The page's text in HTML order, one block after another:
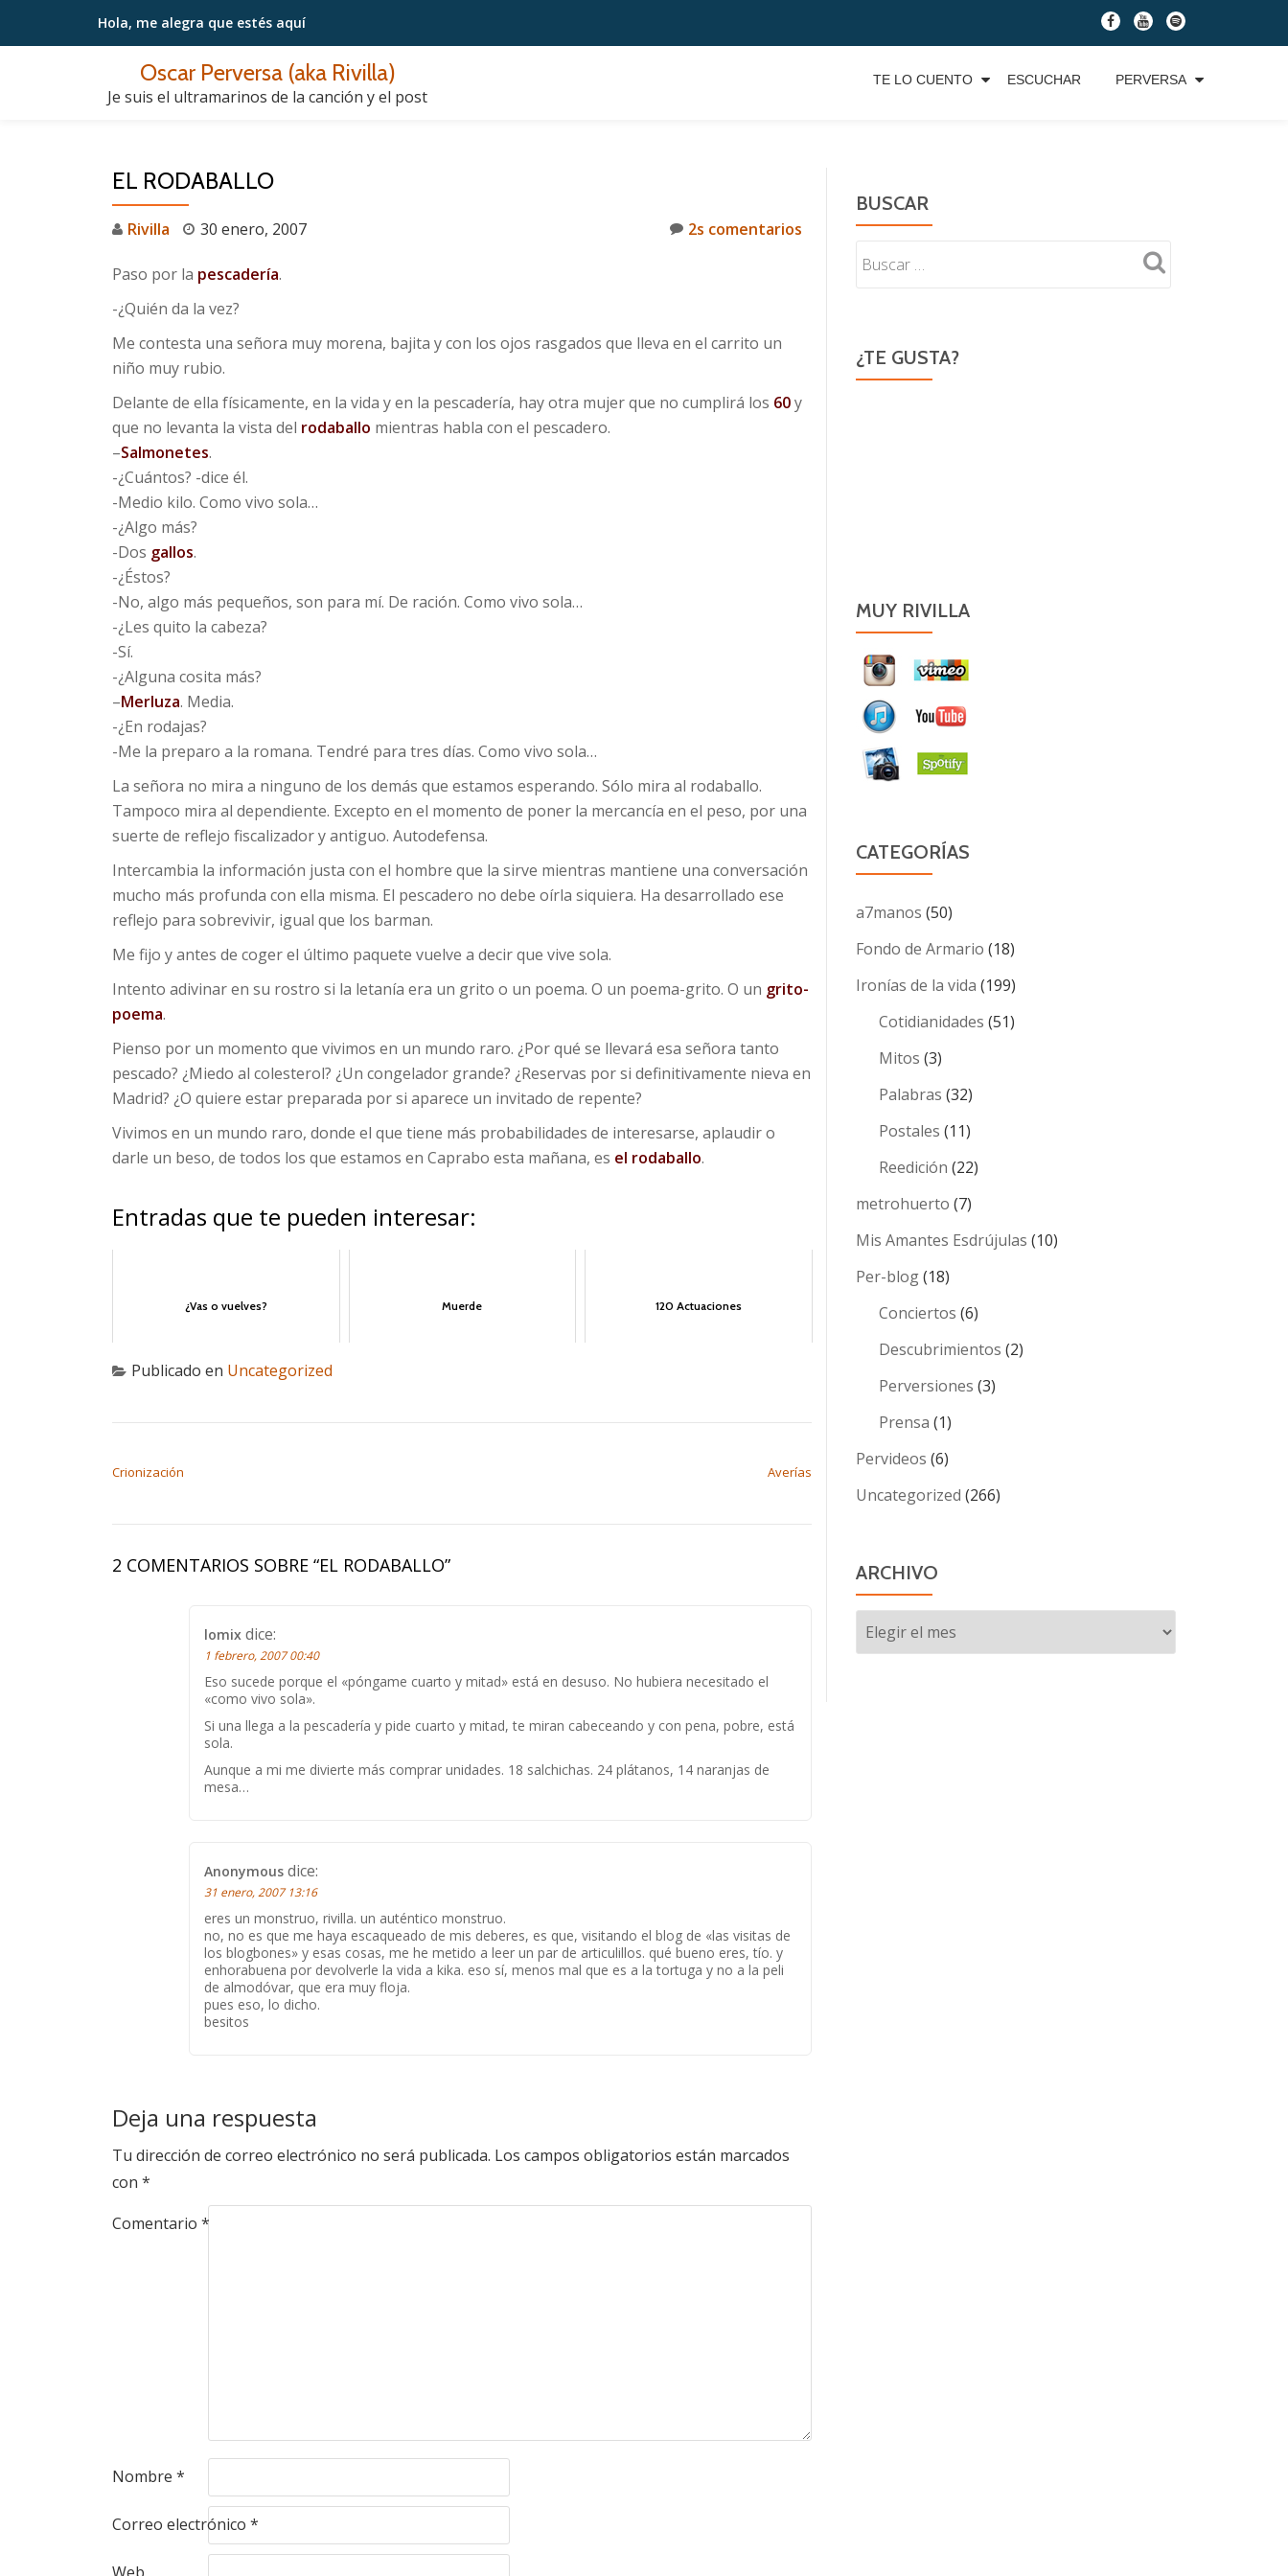
Saltar
Hola, me alegra que estés aquí
fa-
facebook
fa-
youtube
fa-
spotify
Oscar Perversa (aka Rivilla)
Je suis el ultramarinos de la canción y el post
TE LO CUENTO ESCUCHAR PERVERSA
EL RODABALLO
Rivilla 30 enero, 2007 2s comentarios
Paso por la pescadería.
-¿Quién da la vez?
Me contesta una señora muy morena, bajita y con los ojos rasgados que lleva en el carrito un
niño muy rubio.
Delante de ella físicamente, en la vida y en la pescadería, hay otra mujer que no cumplirá los 60y
que no levanta la vista del rodaballo mientras habla con el pescadero.
–Salmonetes.
-¿Cuántos? -dice él.
-Medio kilo. Como vivo sola…
-¿Algo más?
-Dos gallos.
-¿Éstos?
-No, algo más pequeños, son para mí. De ración. Como vivo sola…
-¿Les quito la cabeza?
-Sí.
-¿Alguna cosita más?
–Merluza. Media.
-¿En rodajas?
-Me la preparo a la romana. Tendré para tres días. Como vivo sola…
La señora no mira a ninguno de los demás que estamos esperando. Sólo mira al rodaballo.
Tampoco mira al dependiente. Excepto en el momento de poner la mercancía en el peso, por una
suerte de reflejo fiscalizador y antiguo. Autodefensa.
Intercambia la información justa con el hombre que la sirve mientras mantiene una conversación
mucho más profunda con ella misma. El pescadero no debe oírla siquiera. Ha desarrollado ese
reflejo para sobrevivir, igual que los barman.
Me fijo y antes de coger el último paquete vuelve a decir que vive sola.
Intento adivinar en su rostro si la letanía era un grito o un poema. O un poema-grito. O un grito-
poema.
Pienso por un momento que vivimos en un mundo raro. ¿Por qué se llevará esa señora tanto
pescado? ¿Miedo al colesterol? ¿Un congelador grande? ¿Reservas por si definitivamente nieva en
Madrid? ¿O quiere estar preparada por si aparece un invitado de repente?
Vivimos en un mundo raro, donde el que tiene más probabilidades de interesarse, aplaudir o
darle un beso, de todos los que estamos en Caprabo esta mañana, es el rodaballo.
Entradas que te pueden interesar:
¿Vas o vuelves? Muerde 120 Actuaciones
Publicado en Uncategorized
Crionización Averías
2 COMENTARIOS SOBRE “EL RODABALLO”
lomix dice:
1 febrero, 2007 00:40
Eso sucede porque el «póngame cuarto y mitad» está en desuso. No hubiera necesitado el
«como vivo sola».
Si una llega a la pescadería y pide cuarto y mitad, te miran cabeceando y con pena, pobre, está
sola.
Aunque a mi me divierte más comprar unidades. 18 salchichas. 24 plátanos, 14 naranjas de
mesa…
Anonymous dice:
31 enero, 2007 13:16
eres un monstruo, rivilla. un auténtico monstruo.
no, no es que me haya escaqueado de mis deberes, es que, visitando el blog de «las visitas de
los blogbones» y esas cosas, me he metido a leer un par de articulillos. qué bueno eres, tío. y
enhorabuena por devolverle la vida a kika. eso sí, menos mal que es a la tortuga y no a la peli
de almodóvar, que era muy floja.
pues eso, lo dicho.
besitos
Deja una respuesta
Tu dirección de correo electrónico no será publicada. Los campos obligatorios están marcados
con *
Comentario *
Nombre *
Correo electrónico *
BUSCAR
¿TE GUSTA?
MUY RIVILLA
CATEGORÍAS
a7manos (50)
Fondo de Armario (18)
Ironías de la vida (199)
Cotidianidades (51)
Mitos (3)
Palabras (32)
Postales (11)
Reedición (22)
metrohuerto (7)
Mis Amantes Esdrújulas (10)
Per-blog(18)
Conciertos (6)
Descubrimientos (2)
Perversiones (3)
Prensa (1)
Pervideos (6)
Uncategorized (266)
ARCHIVO
Archivo